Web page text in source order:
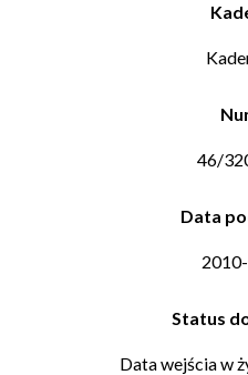
46/
Data
Status
Data wejścia w